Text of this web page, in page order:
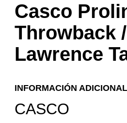
Casco
Throwback
Lawrence
INFORMACIÓN ADICIONAL
CASCO